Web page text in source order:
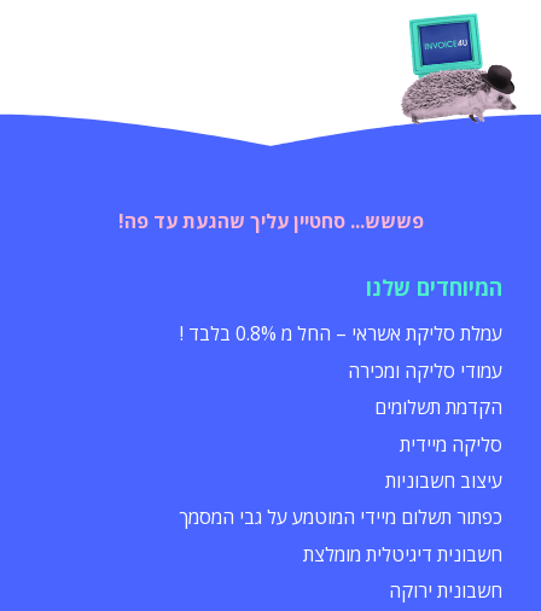
פששש... סחטיין עליך שהגעת עד פה!
המיוחדים שלנו
עמלת סליקת אשראי – החל מ 0.8% בלבד !
עמודי סליקה ומכירה
הקדמת תשלומים
סליקה מיידית
עיצוב חשבוניות
כפתור תשלום מיידי המוטמע על גבי המסמך
חשבונית דיגיטלית מומלצת
חשבונית ירוקה